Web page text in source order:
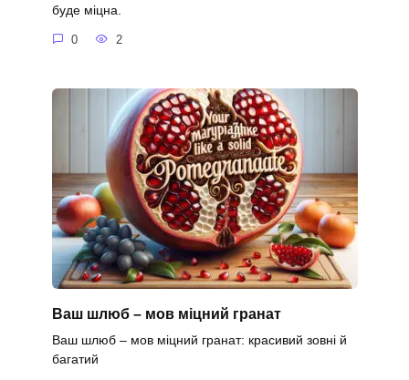
буде міцна.
0 2
Ваш шлюб – мов міцний гранат
Ваш шлюб – мов міцний гранат: красивий зовні й
багатий